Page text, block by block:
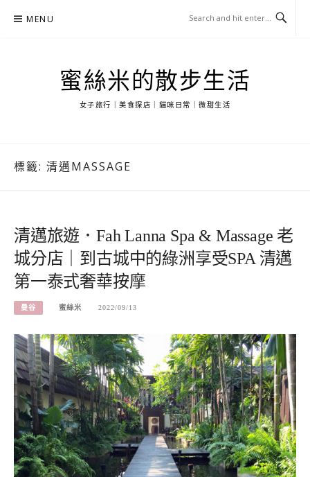
MENU
蜜絲米的散步生活
女子旅行｜美食探店｜貓咪日常｜微甜生活
標籤: 清邁MASSAGE
清邁旅遊．Fah Lanna Spa & Massage 老
城分店｜到古城中的綠洲享受SPA 清邁
第一泰式奢華按摩
曼谷 蜜絲米 2022/09/13